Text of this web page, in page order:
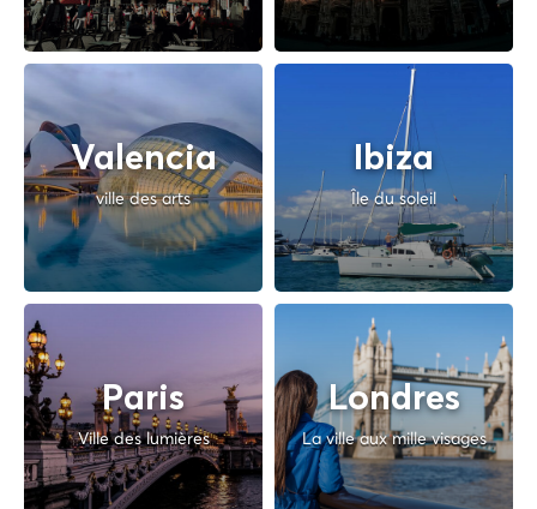
Valencia
ville des arts
Ibiza
Île du soleil
Paris
Ville des lumières
Londres
La ville aux mille visages